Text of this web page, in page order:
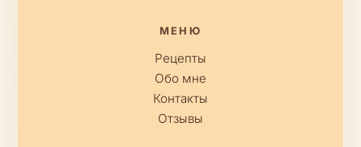
МЕНЮ
Рецепты
Обо мне
Контакты
Отзывы